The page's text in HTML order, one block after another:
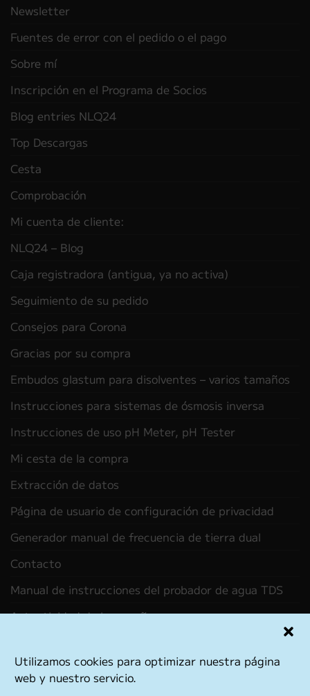
Utilizamos cookies para optimizar nuestra página
web y nuestro servicio.
Newsletter
Fuentes de error con el pedido o el pago
Sobre mí
Inscripción en el Programa de Socios
Blog entries NLQ24
Top Descargas
Cesta
Comprobación
Mi cuenta de cliente:
NLQ24 – Blog
Caja registradora (antigua, ya no activa)
Seguimiento de su pedido
Consejos para Corona
Gracias por su compra
Embudos glastum para disolventes – varios tamaños
Instrucciones para sistemas de ósmosis inversa
Instrucciones de uso pH Meter, pH Tester
Mi cesta de la compra
Extracción de datos
Página de usuario de configuración de privacidad
Generador manual de frecuencia de tierra dual
Contacto
Manual de instrucciones del probador de agua TDS
Autenticidad de las reseñas
PayPal RechungBank
Credit